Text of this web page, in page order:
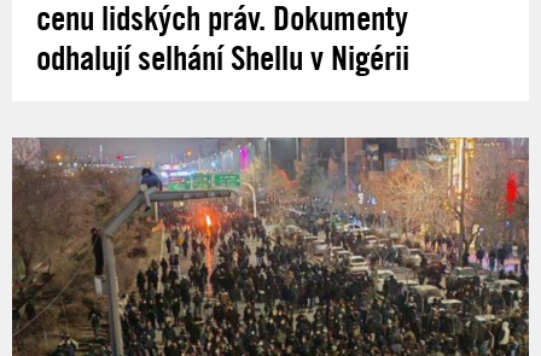
cenu lidských práv. Dokumenty
odhalují selhání Shellu v Nigérii